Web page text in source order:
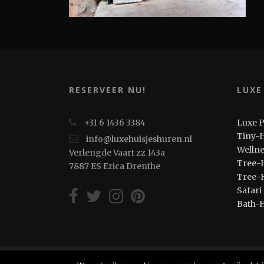
RESERVEER NU!
+31 6 1436 3384
info@luxehuisjeshuren.nl
Verlengde Vaart zz 143a
7887 ES Erica Drenthe
Luxe
Tiny-
Tree-
Tree-
Safari
Bath-